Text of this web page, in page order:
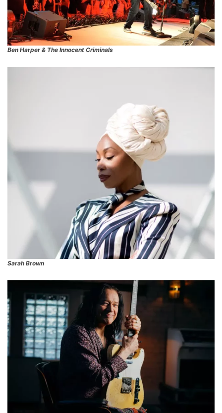
Ben Harper & The Innocent Criminals
Sarah Brown